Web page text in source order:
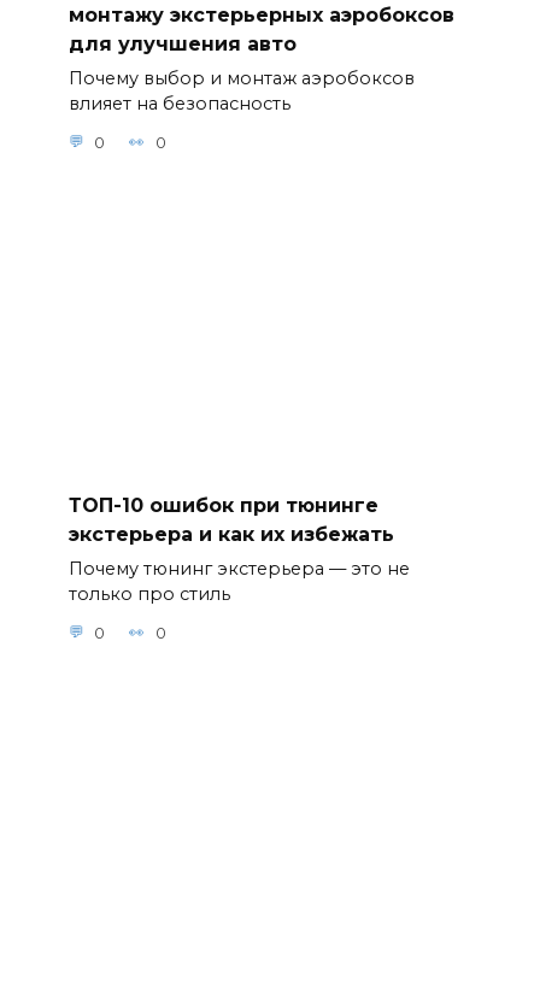
монтажу экстерьерных аэробоксов
для улучшения авто
Почему выбор и монтаж аэробоксов
влияет на безопасность
0 0
ТОП-10 ошибок при тюнинге
экстерьера и как их избежать
Почему тюнинг экстерьера — это не
только про стиль
0 0